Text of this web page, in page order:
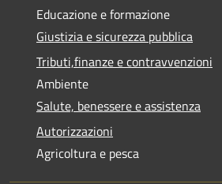
Educazione e formazione
Giustizia e sicurezza pubblica
Tributi,finanze e contravvenzioni
Ambiente
Salute, benessere e assistenza
Autorizzazioni
Agricoltura e pesca